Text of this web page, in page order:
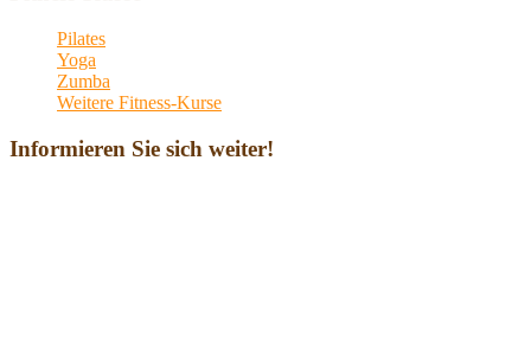
Pilates
Yoga
Zumba
Weitere Fitness-Kurse
Informieren Sie sich weiter!